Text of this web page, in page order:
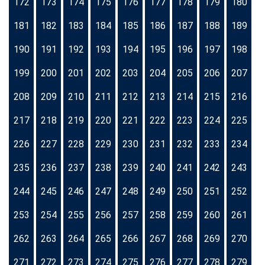
181 182 183 184 185 186 187 188 189
190 191 192 193 194 195 196 197 198
199 200 201 202 203 204 205 206 207
208 209 210 211 212 213 214 215 216
217 218 219 220 221 222 223 224 225
226 227 228 229 230 231 232 233 234
235 236 237 238 239 240 241 242 243
244 245 246 247 248 249 250 251 252
253 254 255 256 257 258 259 260 261
262 263 264 265 266 267 268 269 270
271 272 273 274 275 276 277 278 279